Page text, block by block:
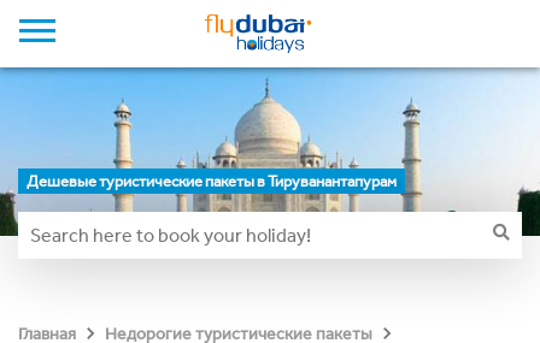
Дешевые туристические пакеты в Тируванантапурам
Главная
Недорогие туристические пакеты